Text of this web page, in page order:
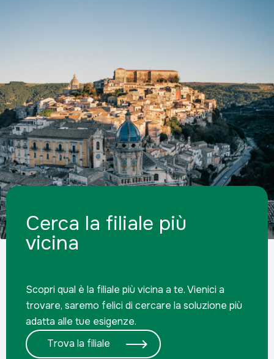
Cerca la filiale più
vicina
Scopri qual è la filiale più vicina a te. Vienici a
trovare, saremo felici di cercare la soluzione più
adatta alle tue esigenze.
Trova la filiale